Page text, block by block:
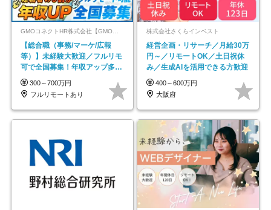
GMOコネクトHR株式会社【GMOインターネットグループ】
【総合職（事務/マーケ/広報
等）】未経験大歓迎／フルリモ
可で全国募集！年収アップ多数
★年休最大130日★
300～700万円
フルリモートあり
株式会社さくらインベスト
経営企画・リサーチ／月給30万
円～／リモートOK／土日祝休
み／生成AIを活用できる方歓迎
400～600万円
大阪府